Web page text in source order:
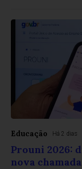
Educação Há 2 dias
Prouni 2026:
nova